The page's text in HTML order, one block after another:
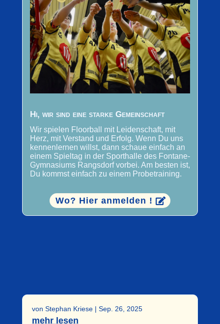
Hi, wir sind eine starke Gemeinschaft
Wir spielen Floorball mit Leidenschaft, mit
Herz, mit Verstand und Erfolg. Wenn Du uns
kennenlernen willst, dann schaue einfach an
einem Spieltag in der Sporthalle des Fontane-
Gymnasiums Rangsdorf vorbei. Am besten ist,
Du kommst einfach zu einem Probetraining.
Wo? Hier anmelden !
von Stephan Kriese| Sep. 26, 2025
mehr lesen